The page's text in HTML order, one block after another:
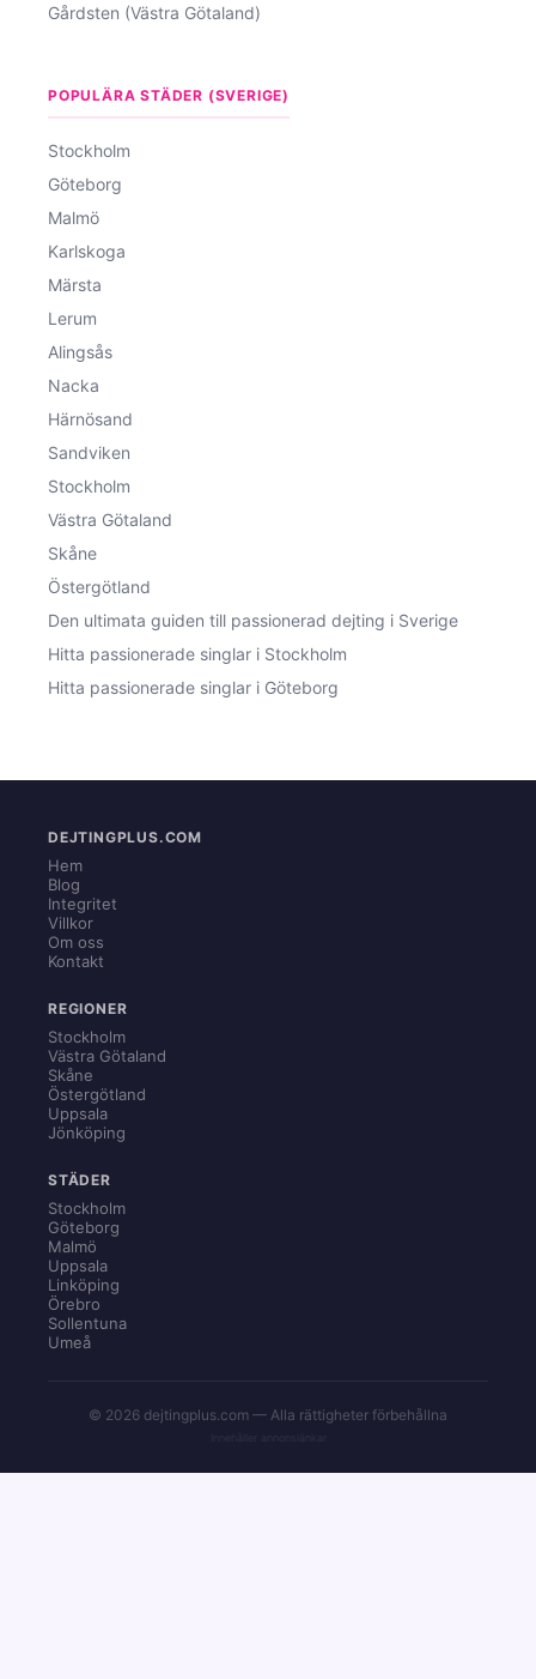
Gårdsten (Västra Götaland)
POPULÄRA STÄDER (SVERIGE)
Stockholm
Göteborg
Malmö
Karlskoga
Märsta
Lerum
Alingsås
Nacka
Härnösand
Sandviken
Stockholm
Västra Götaland
Skåne
Östergötland
Den ultimata guiden till passionerad dejting i Sverige
Hitta passionerade singlar i Stockholm
Hitta passionerade singlar i Göteborg
DEJTINGPLUS.COM
Hem
Blog
Integritet
Villkor
Om oss
Kontakt
REGIONER
Stockholm
Västra Götaland
Skåne
Östergötland
Uppsala
Jönköping
STÄDER
Stockholm
Göteborg
Malmö
Uppsala
Linköping
Örebro
Sollentuna
Umeå
© 2026 dejtingplus.com — Alla rättigheter förbehållna